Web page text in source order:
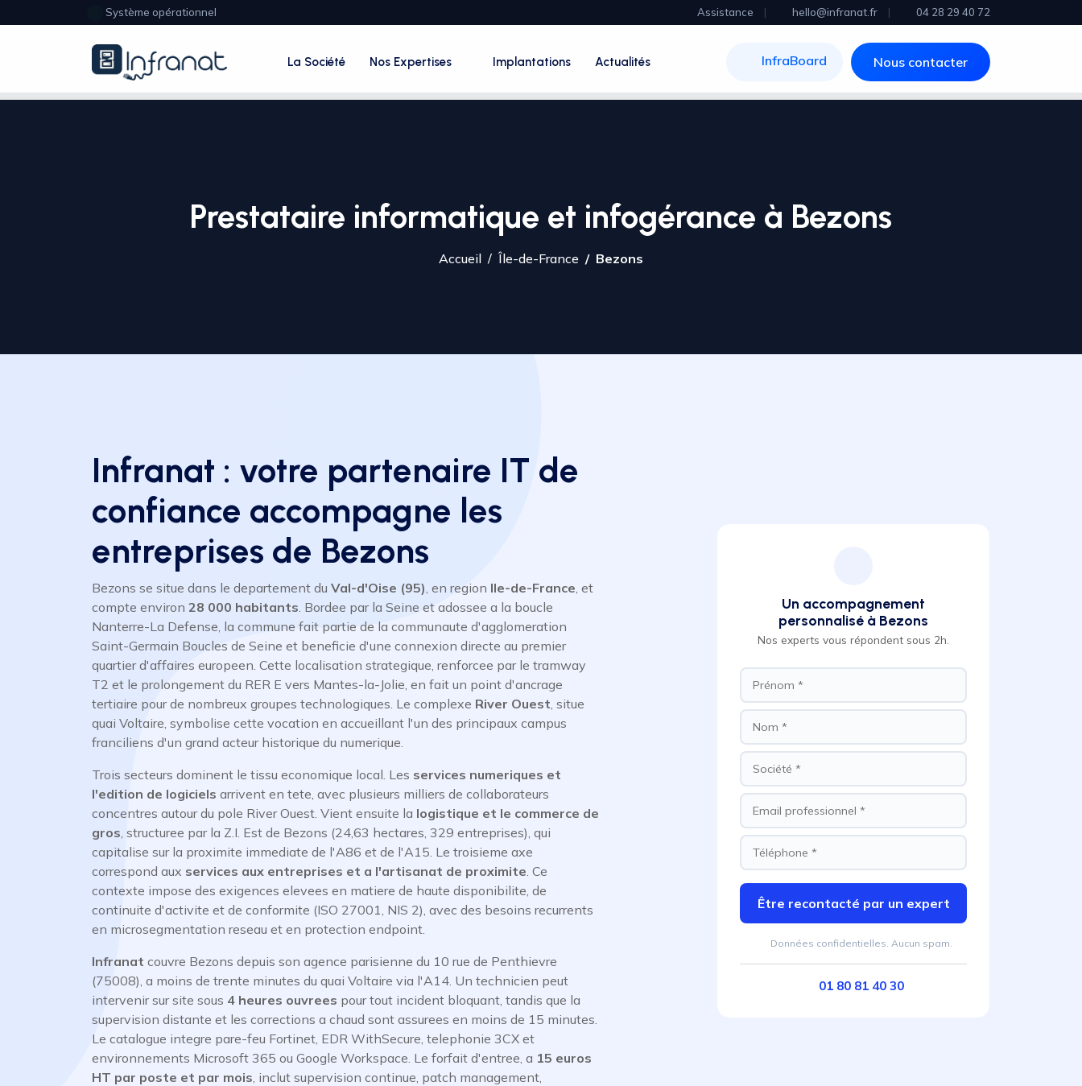
Système opérationnel Assistance | hello@infranat.fr | 04 28 29 40 72
La Société Nos Expertises Implantations Actualités InfraBoard Nous contacter
Prestataire informatique et infogérance à Bezons
Accueil Île-de-France Bezons
Infranat : votre partenaire IT de
confiance accompagne les
entreprises de Bezons
Bezons se situe dans le departement du Val-d'Oise (95), en region Ile-de-France, et
compte environ 28 000 habitants. Bordee par la Seine et adossee a la boucle
Nanterre-La Defense, la commune fait partie de la communaute d'agglomeration
Saint-Germain Boucles de Seine et beneficie d'une connexion directe au premier
quartier d'affaires europeen. Cette localisation strategique, renforcee par le tramway
T2 et le prolongement du RER E vers Mantes-la-Jolie, en fait un point d'ancrage
tertiaire pour de nombreux groupes technologiques. Le complexe River Ouest, situe
quai Voltaire, symbolise cette vocation en accueillant l'un des principaux campus
franciliens d'un grand acteur historique du numerique.
Trois secteurs dominent le tissu economique local. Les services numeriques et
l'edition de logiciels arrivent en tete, avec plusieurs milliers de collaborateurs
concentres autour du pole River Ouest. Vient ensuite la logistique et le commerce de
gros, structuree par la Z.I. Est de Bezons (24,63 hectares, 329 entreprises), qui
capitalise sur la proximite immediate de l'A86 et de l'A15. Le troisieme axe
correspond aux services aux entreprises et a l'artisanat de proximite. Ce
contexte impose des exigences elevees en matiere de haute disponibilite, de
continuite d'activite et de conformite (ISO 27001, NIS 2), avec des besoins recurrents
en microsegmentation reseau et en protection endpoint.
Infranat couvre Bezons depuis son agence parisienne du 10 rue de Penthievre
(75008), a moins de trente minutes du quai Voltaire via l'A14. Un technicien peut
intervenir sur site sous 4 heures ouvrees pour tout incident bloquant, tandis que la
supervision distante et les corrections a chaud sont assurees en moins de 15 minutes.
Le catalogue integre pare-feu Fortinet, EDR WithSecure, telephonie 3CX et
environnements Microsoft 365 ou Google Workspace. Le forfait d'entree, a 15 euros
HT par poste et par mois, inclut supervision continue, patch management,
Un accompagnement
personnalisé à Bezons
Nos experts vous répondent sous 2h.
Être recontacté par un expert
Données confidentielles. Aucun spam.
01 80 81 40 30